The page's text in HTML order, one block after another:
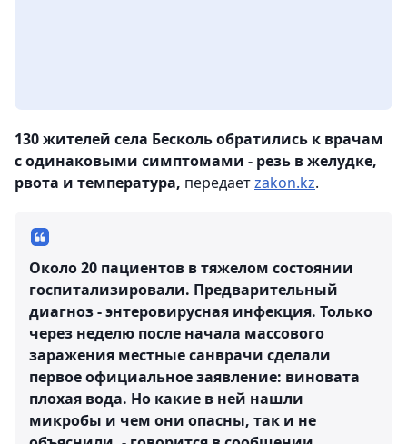
130 жителей села Бесколь обратились к врачам
с одинаковыми симптомами - резь в желудке,
рвота и температура, передаетzakon.kz.
Около 20 пациентов в тяжелом состоянии
госпитализировали. Предварительный
диагноз - энтеровирусная инфекция. Только
через неделю после начала массового
заражения местные санврачи сделали
первое официальное заявление: виновата
плохая вода. Но какие в ней нашли
микробы и чем они опасны, так и не